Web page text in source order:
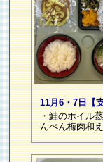
11月6・7日【
・鮭のホイル
んぺん梅肉和